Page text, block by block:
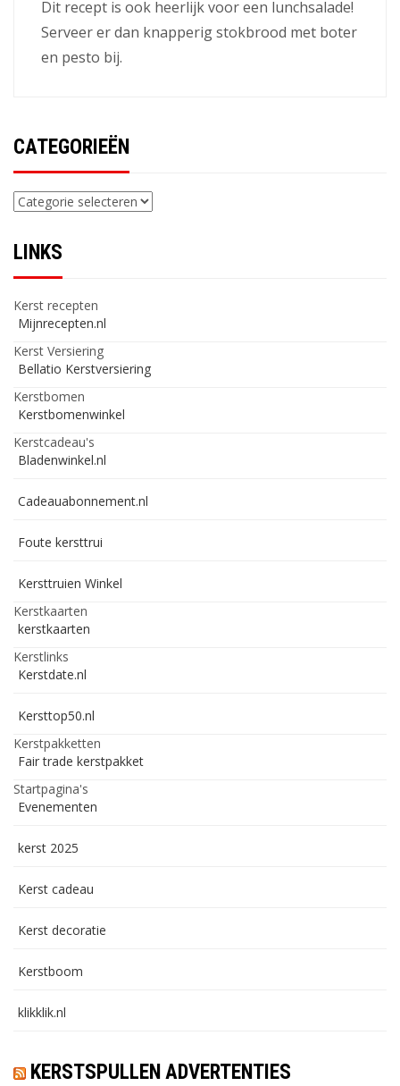
Dit recept is ook heerlijk voor een lunchsalade!
Serveer er dan knapperig stokbrood met boter
en pesto bij.
CATEGORIEËN
Categorieën
LINKS
Kerst recepten
Mijnrecepten.nl
Kerst Versiering
Bellatio Kerstversiering
Kerstbomen
Kerstbomenwinkel
Kerstcadeau's
Bladenwinkel.nl
Cadeauabonnement.nl
Foute kersttrui
Kersttruien Winkel
Kerstkaarten
kerstkaarten
Kerstlinks
Kerstdate.nl
Kersttop50.nl
Kerstpakketten
Fair trade kerstpakket
Startpagina's
Evenementen
kerst 2025
Kerst cadeau
Kerst decoratie
Kerstboom
klikklik.nl
KERSTSPULLEN ADVERTENTIES